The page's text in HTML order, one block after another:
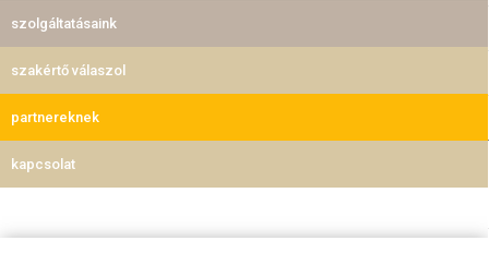
szolgáltatásaink
szakértő válaszol
partnereknek
kapcsolat